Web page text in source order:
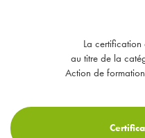
La
au titre de la
Action de